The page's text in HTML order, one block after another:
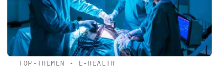
TOP-THEMEN • E-HEALTH